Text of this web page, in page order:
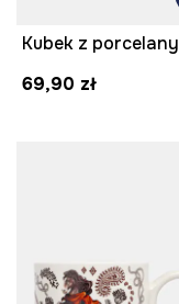
Kubek z porcelany
69,90 zł